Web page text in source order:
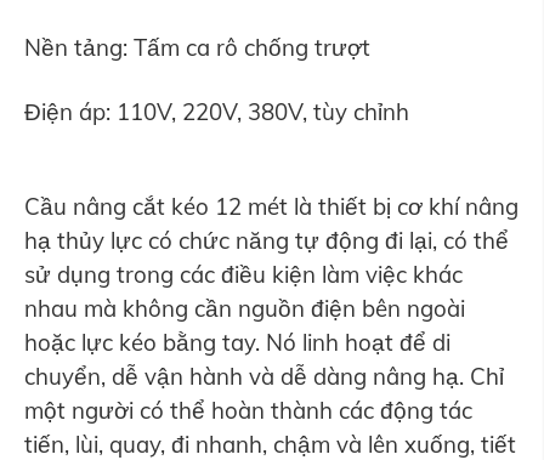
Nền tảng: Tấm ca rô chống trượt
Điện áp: 110V, 220V, 380V, tùy chỉnh
Cầu nâng cắt kéo 12 mét là thiết bị cơ khí nâng
hạ thủy lực có chức năng tự động đi lại, có thể
sử dụng trong các điều kiện làm việc khác
nhau mà không cần nguồn điện bên ngoài
hoặc lực kéo bằng tay. Nó linh hoạt để di
chuyển, dễ vận hành và dễ dàng nâng hạ. Chỉ
một người có thể hoàn thành các động tác
tiến, lùi, quay, đi nhanh, chậm và lên xuống, tiết